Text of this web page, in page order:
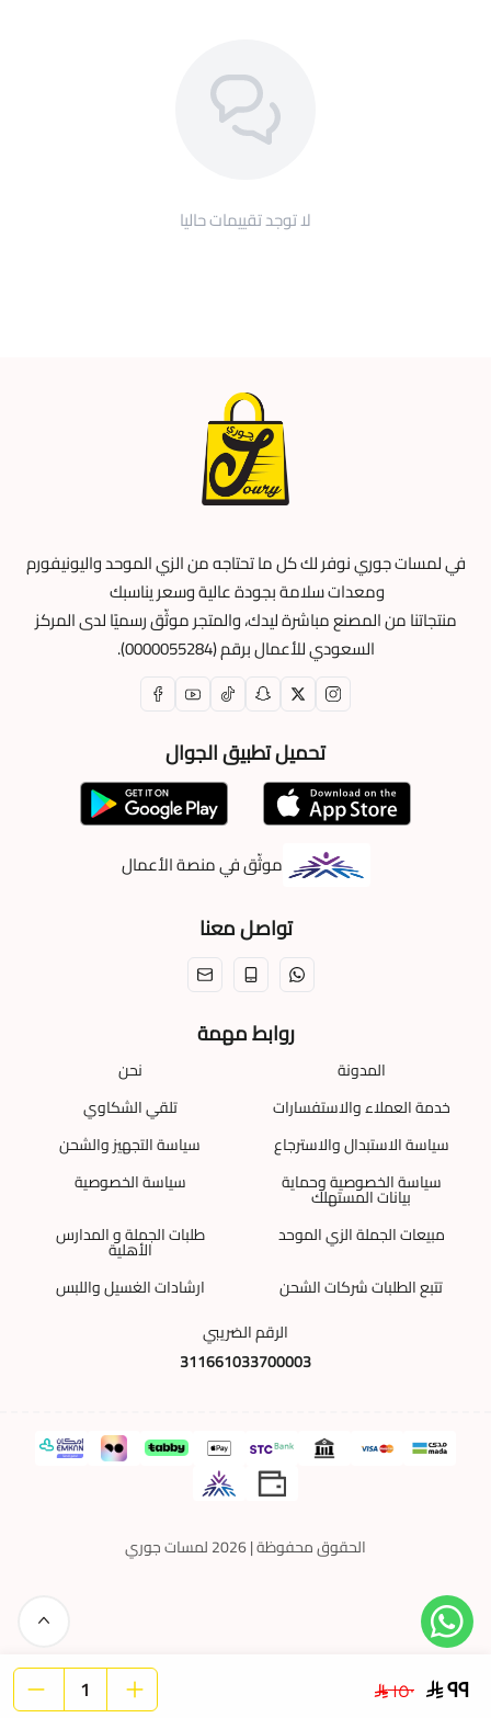
٩٩ ١٥٠
لا توجد تقييمات حاليا
في لمسات جوري نوفر لك كل ما تحتاجه من الزي الموحد واليونيفورم
ومعدات سلامة بجودة عالية وسعر يناسبك
منتجاتنا من المصنع مباشرة ليدك، والمتجر موثّق رسميًا لدى المركز
السعودي للأعمال برقم (0000055284).
تحميل تطبيق الجوال
موثّق في منصة الأعمال
تواصل معنا
روابط مهمة
المدونة
نحن
خدمة العملاء والاستفسارات
تلقي الشكاوي
سياسة الاستبدال والاسترجاع
سياسة التجهيز والشحن
سياسة الخصوصية وحماية
بيانات المستهلك
سياسة الخصوصية
مبيعات الجملة الزي الموحد
طلبات الجملة و المدارس
الأهلية
تتبع الطلبات شركات الشحن
ارشادات الغسيل واللبس
الرقم الضريبي
311661033700003
الحقوق محفوظة | 2026 لمسات جوري